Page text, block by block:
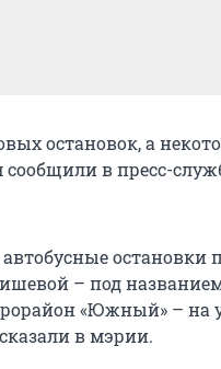
остановок, а
в пресс-
остановки
– под
«Южный» – на
в мэрии.